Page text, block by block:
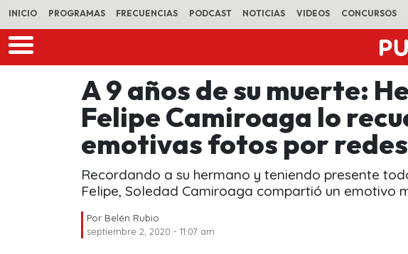
INICIO PROGRAMAS FRECUENCIAS PODCAST NOTICIAS VIDEOS CONCURSOS
A 9 años de su muerte:
Felipe Camiroaga lo
emotivas fotos por
Recordando a su hermano y teniendo presente
Felipe, Soledad Camiroaga compartió un emotivo
Por Belén Rubio
septiembre 2, 2020 - 11:07 am